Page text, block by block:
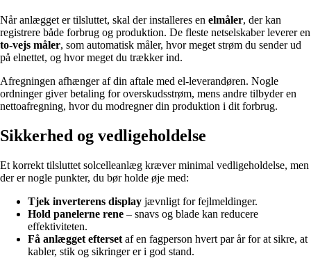
Når anlægget er tilsluttet, skal der installeres en elmåler, der kan
registrere både forbrug og produktion. De fleste netselskaber leverer en
to-vejs måler, som automatisk måler, hvor meget strøm du sender ud
på elnettet, og hvor meget du trækker ind.
Afregningen afhænger af din aftale med el-leverandøren. Nogle
ordninger giver betaling for overskudsstrøm, mens andre tilbyder en
nettoafregning, hvor du modregner din produktion i dit forbrug.
Sikkerhed og vedligeholdelse
Et korrekt tilsluttet solcelleanlæg kræver minimal vedligeholdelse, men
der er nogle punkter, du bør holde øje med:
Tjek inverterens display jævnligt for fejlmeldinger.
Hold panelerne rene – snavs og blade kan reducere
effektiviteten.
Få anlægget efterset af en fagperson hvert par år for at sikre, at
kabler, stik og sikringer er i god stand.